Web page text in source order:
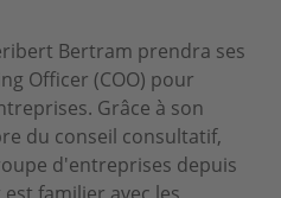
Bertram prendra ses
Officer (COO) pour
Grâce à son
du conseil consultatif,
d'entreprises depuis